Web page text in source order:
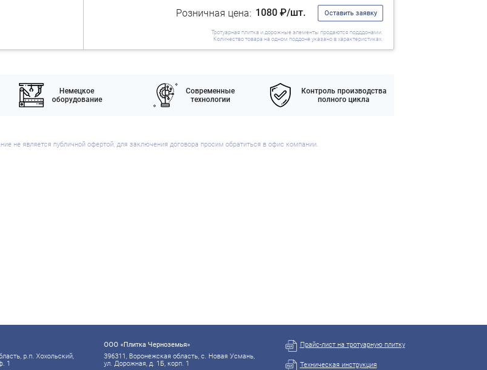
Розничная цена: 1080 ₽/шт. Оставить заявку
Тротуарная плитка и дорожные элементы продаются подддонами.
Количество товара на одном поддоне указано в характеристиках.
Немецкое
оборудование
Современные
технологии
Контроль производства
полного цикла
не является публичной офертой, для заключения договора просим обратиться в офис компании.
р.п. Хохольский,
1
ООО «Плитка Черноземья»
396311, Воронежская область, с. Новая Усмань,
ул. Дорожная, д. 1Б, корп. 1
Прайс-лист на тротуарную плитку
Техническая инструкция